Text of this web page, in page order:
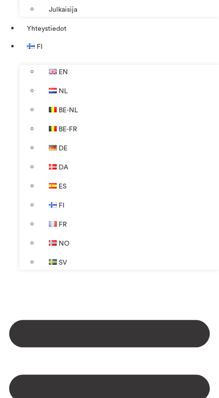
Julkaisija
Yhteystiedot
FI
EN
NL
BE-NL
BE-FR
DE
DA
ES
FI
FR
NO
SV